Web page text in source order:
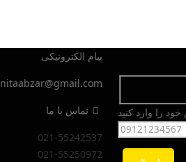
را وارد کنید
پیام الکترونیکی
nitaabzar@gmail.com
تماس با ما
021-55242537
021-55250972